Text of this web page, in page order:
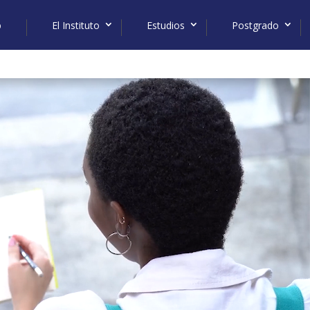
El Instituto Estudios Postgrado